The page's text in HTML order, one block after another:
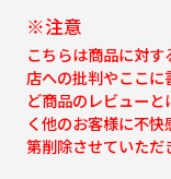
※注意
こちらは商品に対
店への批判やここ
ど商品のレビュー
く他のお客様に不
第削除させていただ